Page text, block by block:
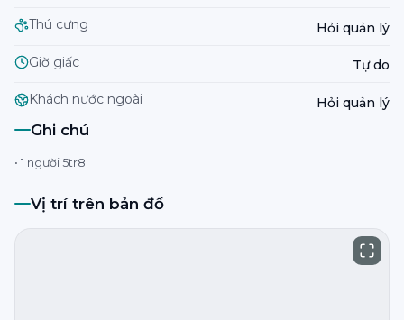
Thú cưng Hỏi quản lý
Giờ giấc Tự do
Khách nước ngoài Hỏi quản lý
Ghi chú
• 1 người 5tr8
Vị trí trên bản đồ